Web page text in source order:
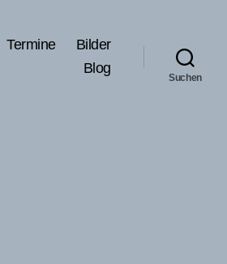
Termine
Bilder
Blog
Suchen